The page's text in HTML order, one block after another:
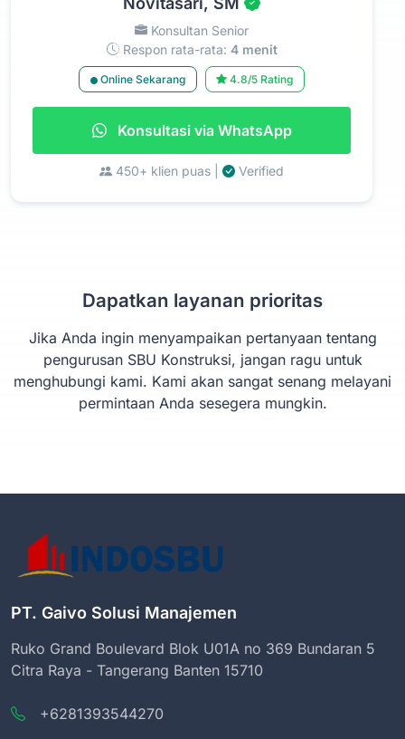
Konsultan Senior
Respon rata-rata: 4 menit
Online Sekarang 4.8/5 Rating
Konsultasi via WhatsApp
450+ klien puas | Verified
Dapatkan layanan prioritas
Jika Anda ingin menyampaikan pertanyaan tentang
pengurusan SBU Konstruksi, jangan ragu untuk
menghubungi kami. Kami akan sangat senang melayani
permintaan Anda sesegera mungkin.
PT. Gaivo Solusi Manajemen
Ruko Grand Boulevard Blok U01A no 369 Bundaran 5
Citra Raya - Tangerang Banten 15710
+6281393544270